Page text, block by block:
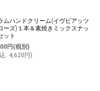
ムハンドクリーム(イヴピアッツ
ーズ)１本＆素焼きミックスナッ
ット
円 (税別)
: 4,620 円)